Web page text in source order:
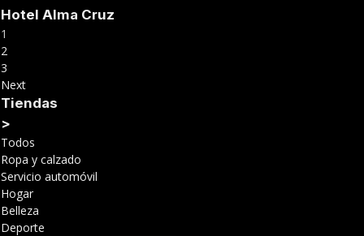
Hotel Alma Cruz
1
2
3
Next
Tiendas
>
Todos
Ropa y calzado
Servicio automóvil
Hogar
Belleza
Deporte